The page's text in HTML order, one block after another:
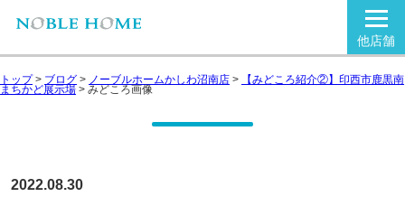
他店舗
トップ> ブログ > ノーブルホームかしわ沼南店 > 【みどころ紹介②】印西市鹿黒南
まちかど展示場 > みどころ画像
2022.08.30